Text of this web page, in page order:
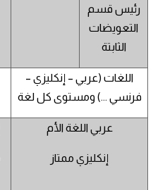
رئيس قسم
التعويضات
الثابتة
اللغات (عربي – إنكليزي –
فرنسي ...) ومستوى كل لغة
عربي اللغة الأم
إنكليزي ممتاز